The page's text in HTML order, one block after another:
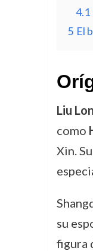
4.1
5 El
Liu
como
Xin.
su
figura